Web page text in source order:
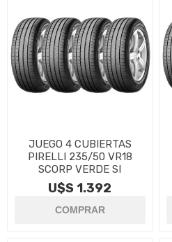
JUEGO 4 CUBIERTAS
PIRELLI 235/50 VR18
SCORP VERDE SI
U$S 1.392